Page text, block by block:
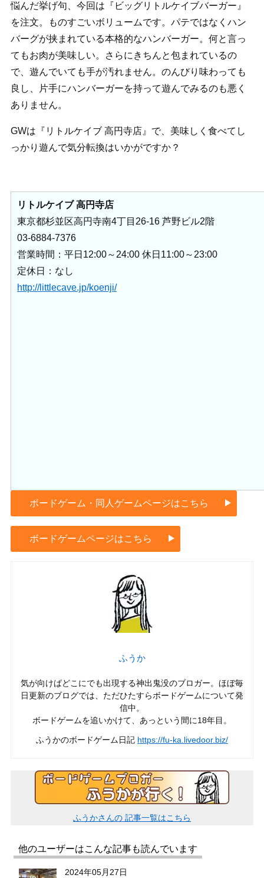
悩んだ挙げ句、今回は『ビッグリトルケイブバーガー』
を注文。ものすごいボリュームです。パテではなくハン
バーグが挟まれている本格的なハンバーガー。何と言っ
てもお肉が美味しい。さらにきちんと包まれているの
で、遊んでいても手が汚れません。のんびり味わっても
良し、片手にハンバーガーを持って遊んでみるのも悪く
ありません。
GWは『リトルケイブ 高円寺店』で、美味しく食べてし
っかり遊んで気分転換はいかがですか？
リトルケイブ 高円寺店
東京都杉並区高円寺南4丁目26-16 芦野ビル2階
03-6884-7376
営業時間：平日12:00～24:00 休日11:00～23:00
定休日：なし
http://littlecave.jp/koenji/
ボードゲーム・同人ゲームページはこちら
ボードゲームページはこちら
ふうか
気が向けばどこにでも出現する神出鬼没のブロガー。ほぼ毎
日更新のブログでは、ただひたすらボードゲームについて発
信中。
ボードゲームを追いかけて、あっという間に18年目。
ふうかのボードゲーム日記 https://fu-ka.livedoor.biz/
ふうかさんの 記事一覧はこちら
他のユーザーはこんな記事も読んでいます
2024年05月27日